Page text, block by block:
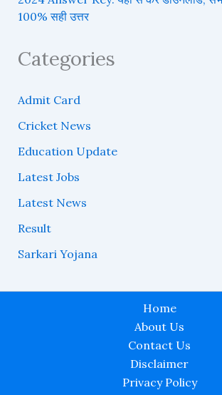
100% सही उत्तर
Categories
Admit Card
Cricket News
Education Update
Latest Jobs
Latest News
Result
Sarkari Yojana
Home
About Us
Contact Us
Disclaimer
Privacy Policy